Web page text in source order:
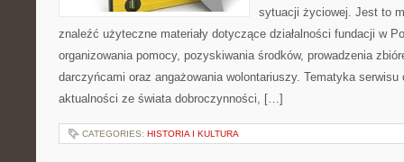
sytuacji życiowej. Jest to
znaleźć użyteczne materiały dotyczące działalności fundacji w
organizowania pomocy, pozyskiwania środków, prowadzenia
darczyńcami oraz angażowania wolontariuszy. Tematyka
aktualności ze świata dobroczynności, […]
CATEGORIES: HISTORIA I KULTURA